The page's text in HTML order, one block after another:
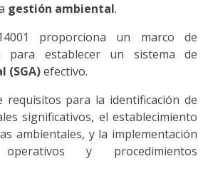
gestión ambiental.
proporciona un marco de
para establecer un sistema de
(SGA)efectivo.
requisitos para la identificación de
significativos, el establecimiento
ambientales, y la implementación
y procedimientos